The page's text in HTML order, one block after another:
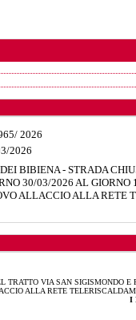
/ 2026
2026
BIBIENA - STRADA
30/03/2026 AL GIORNO
ALLACCIO ALLA RETE
TRATTO VIA SAN SIGISMONDO
ALLA RETE
I